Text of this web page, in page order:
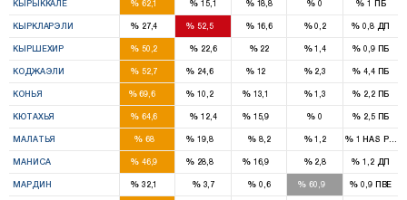
КЫРЫККАЛЕ %62,1 % 15,1 %18,8 % 0 %1 ПБ
КЫРКЛАРЭЛИ %27,4 % 52,5 %16,6 %0,2 % 0,8 ДП
КЫРШЕХИР %50,2 % 22,6 %22 %1,4 % 0,9 ПБ
КОДЖАЭЛИ %52,7 % 24,6 %12 %2,3 % 4,4 ПБ
КОНЬЯ %69,6 % 10,2 %13,1 %1,3 % 2,2 ПБ
КЮТАХЬЯ %64,6 % 12,4 %15,9 % 0 % 2,5 ПБ
МАЛАТЬЯ %68 % 19,8 % 8,2 %1,2 %1HAS Parti
МАНИСА %46,9 % 28,8 %16,9 %2,8 % 1,2 ДП
МАРДИН %32,1 %3,7 % 0,6 % 60,9 % 0,9 ПВЕ